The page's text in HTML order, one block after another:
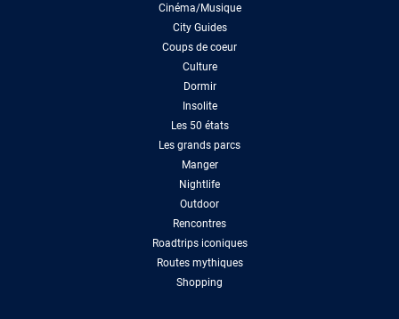
Cinéma/Musique
City Guides
Coups de coeur
Culture
Dormir
Insolite
Les 50 états
Les grands parcs
Manger
Nightlife
Outdoor
Rencontres
Roadtrips iconiques
Routes mythiques
Shopping